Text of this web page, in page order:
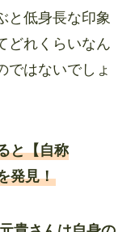
と低身長な印象
どれくらいなん
ではないでしょ
と【自称
発見！